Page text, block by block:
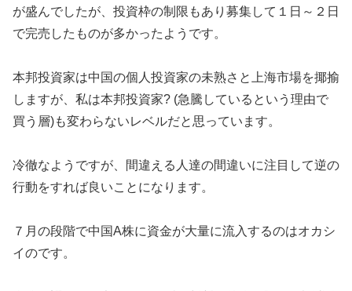
が盛んでしたが、投資枠の制限もあり募集して１日～２日
で完売したものが多かったようです。
本邦投資家は中国の個人投資家の未熟さと上海市場を揶揄
しますが、私は本邦投資家? (急騰しているという理由で
買う層)も変わらないレベルだと思っています。
冷徹なようですが、間違える人達の間違いに注目して逆の
行動をすれば良いことになります。
７月の段階で中国A株に資金が大量に流入するのはオカシ
イのです。